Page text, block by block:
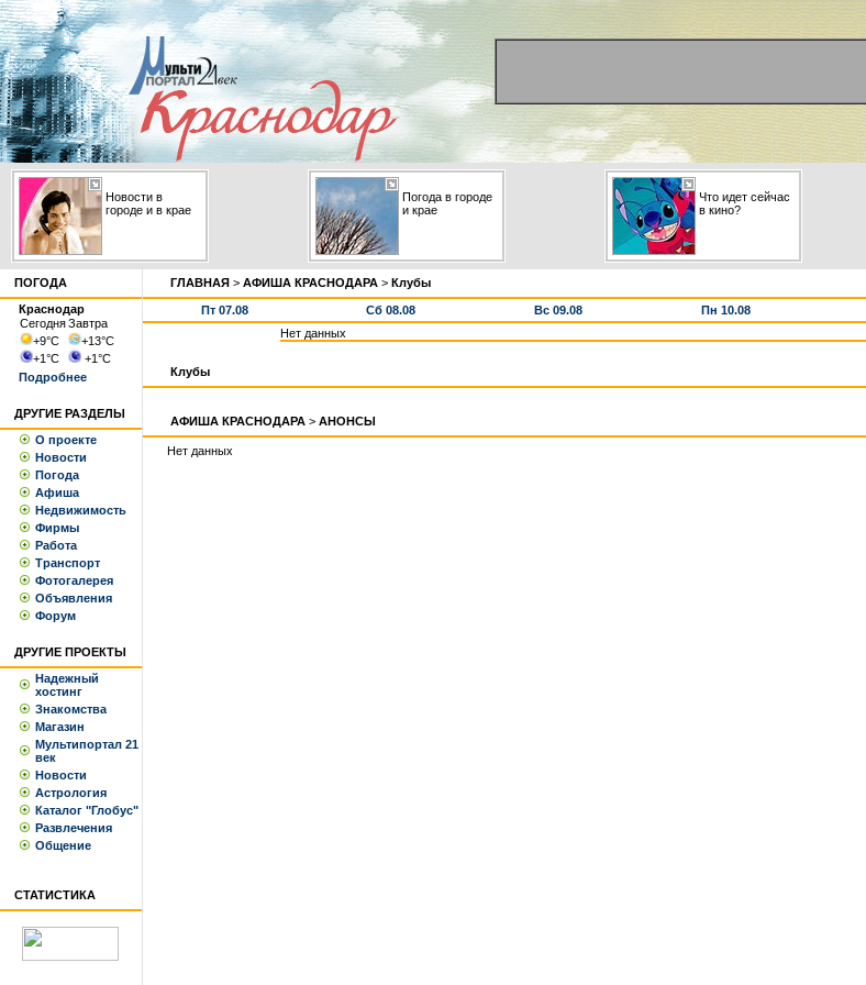
Новости в
городе и в крае
Погода в городе
и крае
Что идет сейчас
в кино?
ПОГОДА
Краснодар
СегодняЗавтра
+9°С +13°С
+1°С +1°С
Подробнее
ДРУГИЕ РАЗДЕЛЫ
О проекте
Новости
Погода
Афиша
Недвижимость
Фирмы
Работа
Транспорт
Фотогалерея
Объявления
Форум
ДРУГИЕ ПРОЕКТЫ
Надежный
хостинг
Знакомства
Магазин
Мультипортал 21
век
Новости
Астрология
Каталог "Глобус"
Развлечения
Общение
СТАТИСТИКА
ГЛАВНАЯ > АФИША КРАСНОДАРА > Клубы
Пт 07.08 Сб 08.08 Вс 09.08 Пн 10.08
Нет данных
Клубы
АФИША КРАСНОДАРА > АНОНСЫ
Нет данных